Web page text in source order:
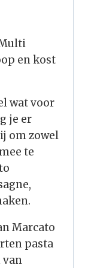
en kost
wat voor
je er
om zowel
te
Marcato
pasta
van